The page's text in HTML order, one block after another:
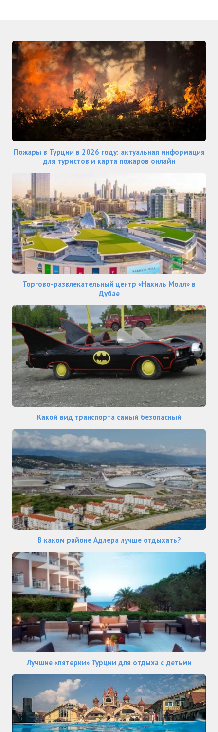
Пожары в Турции в 2026 году: актуальная информация
для туристов и карта пожаров онлайн
Торгово-развлекательный центр «Нахиль Молл» в
Дубае
Какой вид транспорта самый безопасный
В каком районе Адлера лучше отдыхать?
Лучшие «пятерки» Турции для отдыха с детьми